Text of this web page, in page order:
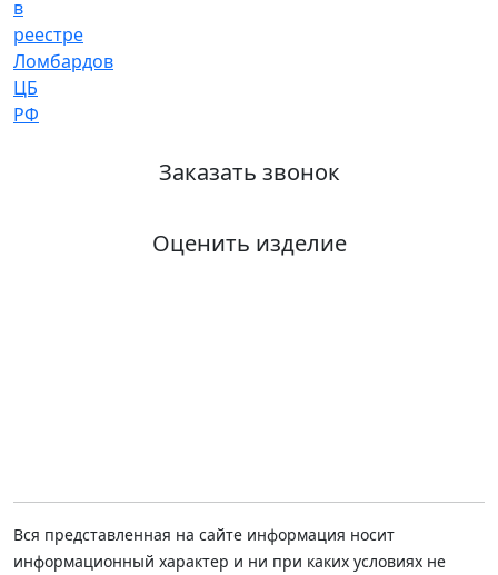
Заказать звонок
Оценить изделие
Вся представленная на сайте информация носит
информационный характер и ни при каких условиях не